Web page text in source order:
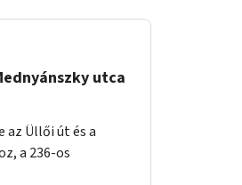
utca
Üllői út és a
a 236-os